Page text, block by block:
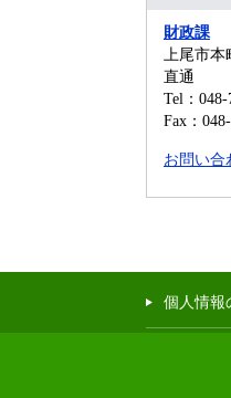
財政課
上尾市
直通
Tel：048-
Fax：
お問い合
個人情報